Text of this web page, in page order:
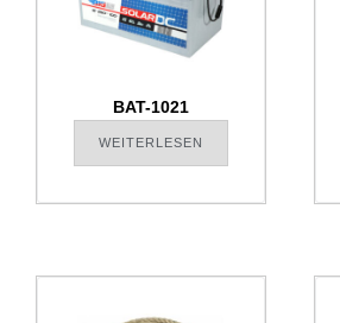
BAT-1021
WEITERLESEN